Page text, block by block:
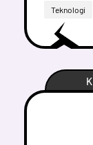
Teknologi